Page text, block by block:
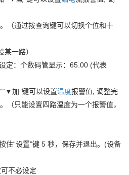
（通过按查询键可以切换个位和十
某一路）
定：个数码管显示：65.00 (代表
加”键可以设置温度报警值, 调整完
（只能设置四路温度为一个报警值，
住“设置”键 5 秒，保存并退出。(设备
不必设定